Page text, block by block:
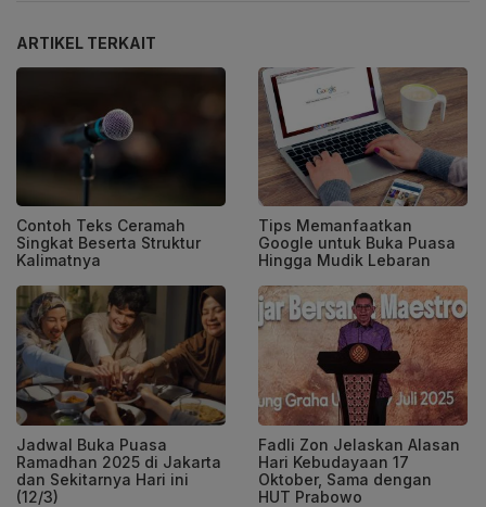
ARTIKEL TERKAIT
Contoh Teks Ceramah
Singkat Beserta Struktur
Kalimatnya
Tips Memanfaatkan
Google untuk Buka Puasa
Hingga Mudik Lebaran
Jadwal Buka Puasa
Ramadhan 2025 di Jakarta
dan Sekitarnya Hari ini
(12/3)
Fadli Zon Jelaskan Alasan
Hari Kebudayaan 17
Oktober, Sama dengan
HUT Prabowo